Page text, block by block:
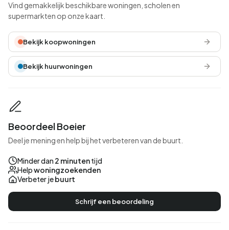
Vind gemakkelijk beschikbare woningen, scholen en
supermarkten op onze kaart.
Bekijk koopwoningen
Bekijk huurwoningen
Beoordeel Boeier
Deel je mening en help bij het verbeteren van de buurt.
Minder dan 2 minutentijd
Helpwoningzoekenden
Verbeter jebuurt
Schrijf een beoordeling